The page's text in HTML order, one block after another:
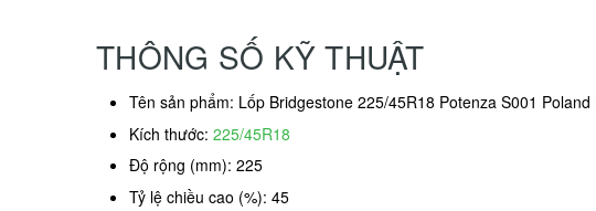
THÔNG SỐ KỸ THUẬT
Tên sản phẩm: Lốp Bridgestone 225/45R18 Potenza S001 Poland
Kích thước: 225/45R18
Độ rộng (mm): 225
Tỷ lệ chiều cao (%): 45